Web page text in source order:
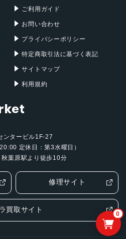
0
ご利用ガイド
お問い合わせ
プライバシーポリシー
特定商取引法に基づく表記
サイトマップ
利用規約
ンタービル1F-27
定休日：第3水曜日）
秋葉原駅より徒歩10分
修理サイト
買取サイト